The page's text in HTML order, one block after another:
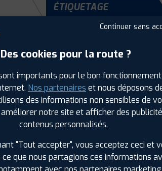
ÉTIQUETAGE
Hiver
255
40
:18
externe : 72
au roulement :
sur sol mouillé : B
Continuer sans
Des cookies pour la route ?
importants pour le bon
Nos partenaires et nous déposons
des informations non sensibles de
notre site et afficher des
contenus personnalisés.
"Tout accepter", vous acceptez ceci et
ce que nous partagions ces informations